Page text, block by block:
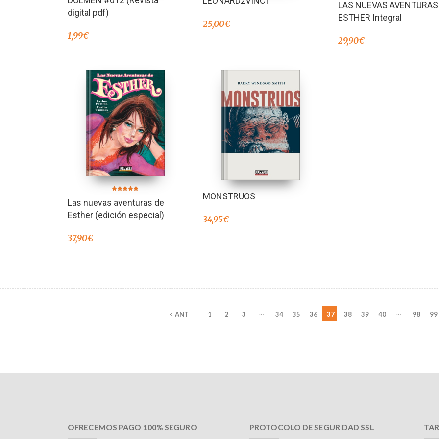
digital pdf)
1,99€
25,00€
4.33
de 5
LAS NUEVAS
ESTHER Integral
29,90€
5.00
de 5
Las nuevas aventuras de
Esther (edición especial)
37,90€
MONSTRUOS
34,95€
< ANT 1 2 3 … 34 35 36 37 38 39 40 … 98 99
OFRECEMOS PAGO 100% SEGURO PROTOCOLO DE SEGURIDAD SSL